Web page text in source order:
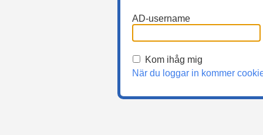
AD-username
Kom ihåg mig
När du loggar in kommer